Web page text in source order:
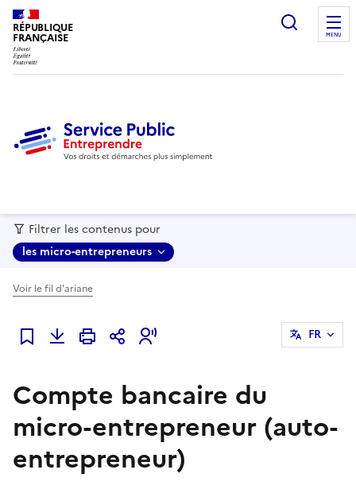
RÉPUBLIQUE
FRANÇAISE MENU
Filtrer les contenus pour
les micro-entrepreneurs
Voir le fil d'ariane
Ajouter à mes favoris
FR
Compte bancaire du
micro-entrepreneur (auto-
entrepreneur)